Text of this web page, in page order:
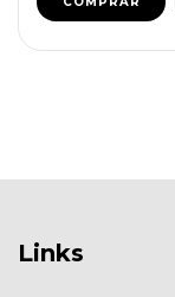
Links